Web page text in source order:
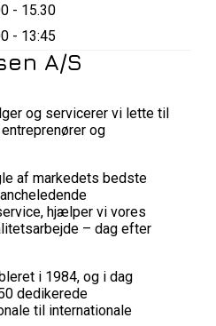
- 15.30
- 13:45
A/S
og servicerer vi lette til
og
af markedets bedste
hjælper vi vores
– dag efter
i 1984, og i dag
dedikerede
til internationale